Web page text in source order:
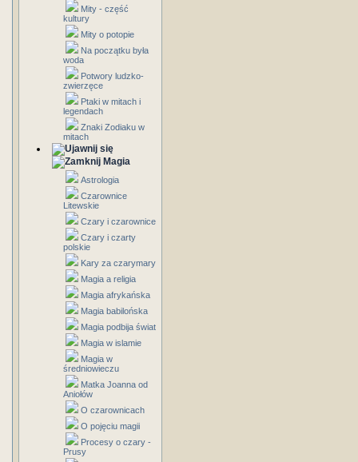
Mity - część
kultury
Mity o potopie
Na początku była
woda
Potwory ludzko-
zwierzęce
Ptaki w mitach i
legendach
Znaki Zodiaku w
mitach
Magia
Astrologia
Czarownice
Litewskie
Czary i czarownice
Czary i czarty
polskie
Kary za czarymary
Magia a religia
Magia afrykańska
Magia babilońska
Magia podbija świat
Magia w islamie
Magia w
średniowieczu
Matka Joanna od
Aniołów
O czarownicach
O pojęciu magii
Procesy o czary -
Prusy